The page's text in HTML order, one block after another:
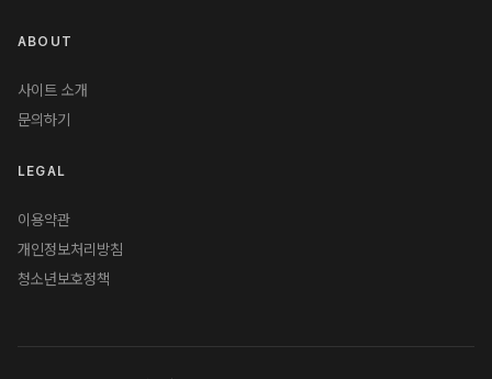
ABOUT
사이트 소개
문의하기
LEGAL
이용약관
개인정보처리방침
청소년보호정책